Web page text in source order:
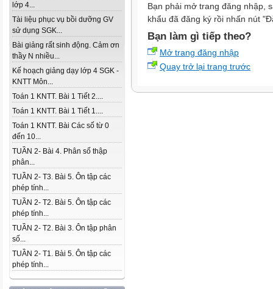
lớp 4...
Tài liệu phục vụ bồi dưỡng GV
sử dụng SGK...
Bài giảng rất sinh động. Cảm ơn
thầy N nhiều...
Kế hoạch giảng dạy lớp 4 SGK -
KNTT Môn...
Toán 1 KNTT. Bài 1 Tiết 2....
Toán 1 KNTT. Bài 1 Tiết 1....
Toán 1 KNTT. Bài Các số từ 0
đến 10...
TUẦN 2- Bài 4. Phân số thập
phân...
TUẦN 2- T3. Bài 5. Ôn tập các
phép tính...
TUẦN 2- T2. Bài 5. Ôn tập các
phép tính...
TUẦN 2- T2. Bài 3. Ôn tập phân
số...
TUẦN 2- T1. Bài 5. Ôn tập các
phép tính...
Bạn phải mở trang đăng nhập,
khẩu đã đăng ký rồi nhấn nút
Bạn làm gì tiếp theo?
Mở trang đăng nhập
Quay trở lại trang trước